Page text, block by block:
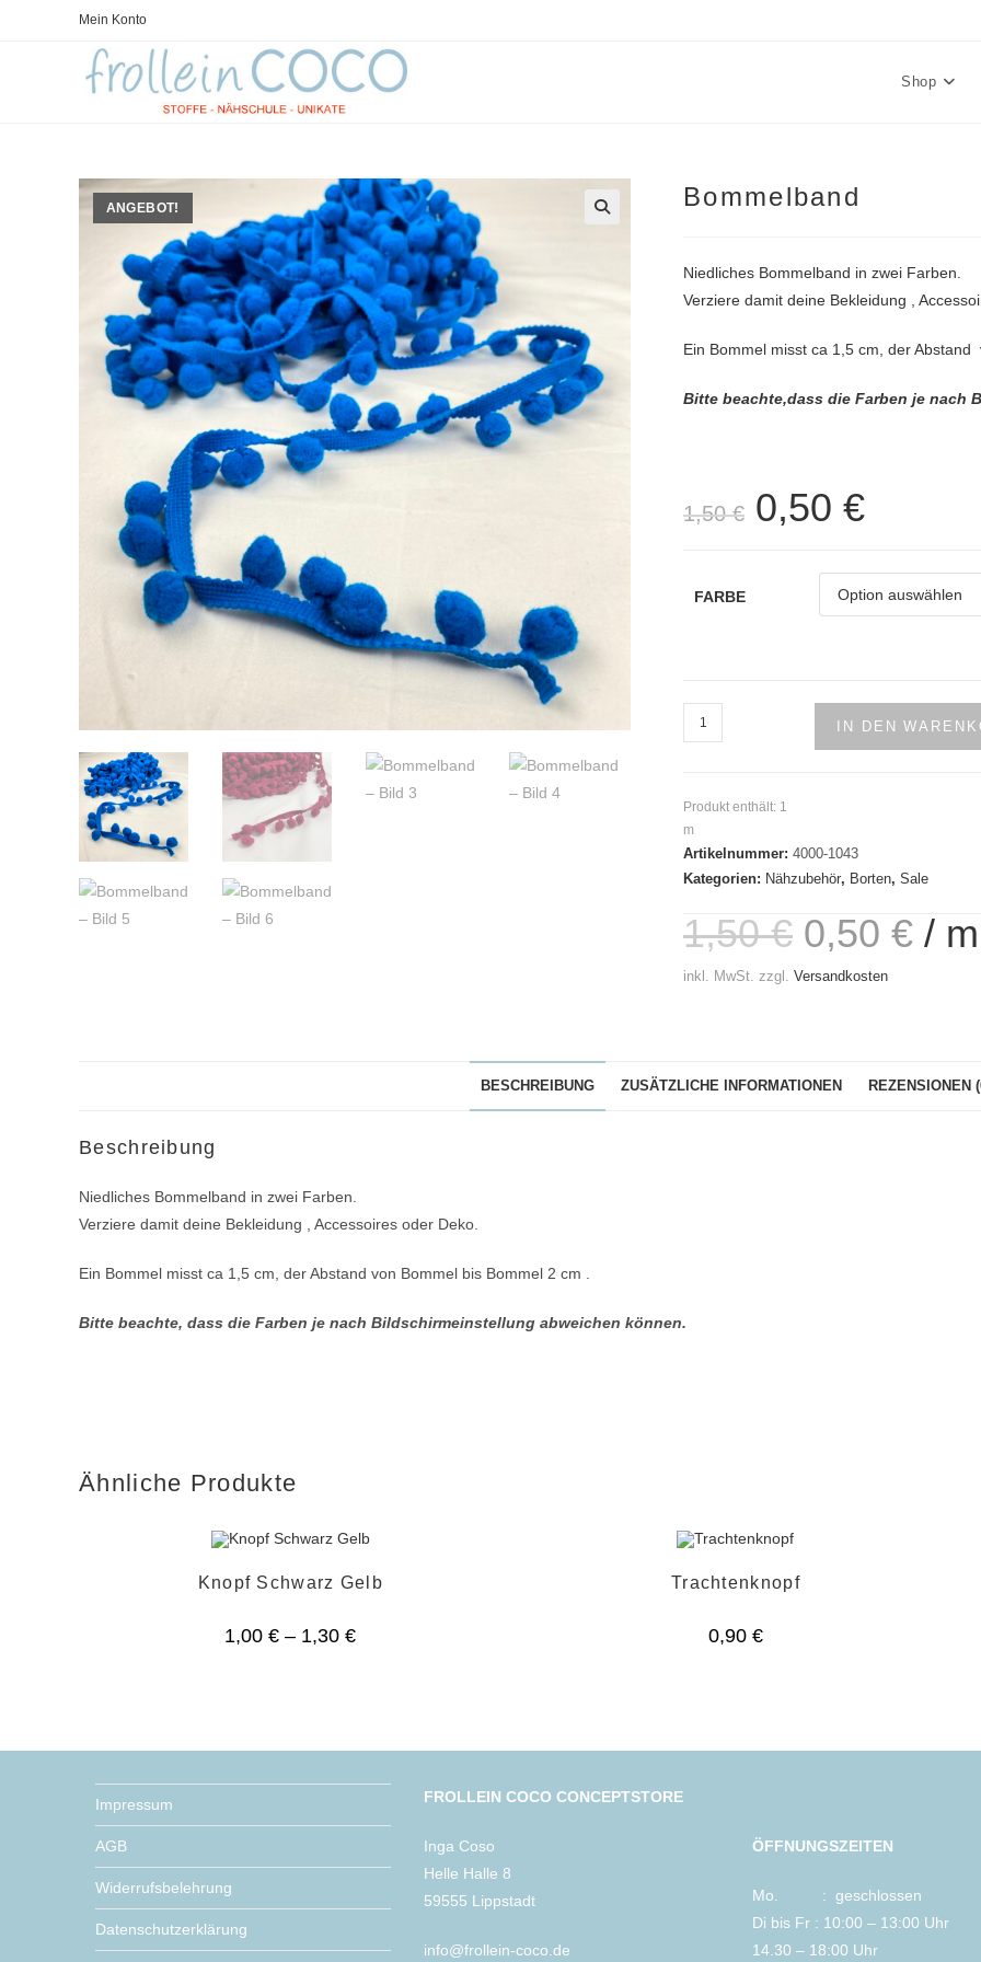
Mein Konto
Shop
ANGEBOT! Bommelband
Niedliches Bommelband in zwei Farben.
Verziere damit deine Bekleidung ,
Ein Bommel misst ca 1,5 cm, der
Bitte beachte,dass die Farben je nach
1,50€
Ursprünglicher
Preis
war:
0,50 €Aktueller
FARBE
Bommelband
Menge
IN DEN
Produkt enthält: 1
m
Artikelnummer: 4000-1043
Kategorien: Nähzubehör, Borten, Sale
1,50€
Ursprünglicher
Preis
war:
1,50 €
0,50 € Aktueller
Preis
ist:/ m
inkl. MwSt. zzgl. Versandkosten
BESCHREIBUNG ZUSÄTZLICHE INFORMATIONEN REZENSIONEN
Beschreibung
Niedliches Bommelband in zwei Farben.
Verziere damit deine Bekleidung , Accessoires oder Deko.
Ein Bommel misst ca 1,5 cm, der Abstand von Bommel bis Bommel 2 cm .
Bitte beachte, dass die Farben je nach Bildschirmeinstellung abweichen können.
Ähnliche Produkte
Knopf Schwarz Gelb
1,00€ – 1,30€
Trachtenknopf
0,90 €
Impressum
AGB
Widerrufsbelehrung
Datenschutzerklärung
FROLLEIN COCO CONCEPTSTORE
Inga Coso
Helle Halle 8
59555 Lippstadt
info@frollein-coco.de
ÖFFNUNGSZEITEN
Mo. : geschlossen
Di bis Fr : 10:00 – 13:00 Uhr
14.30 – 18:00 Uhr